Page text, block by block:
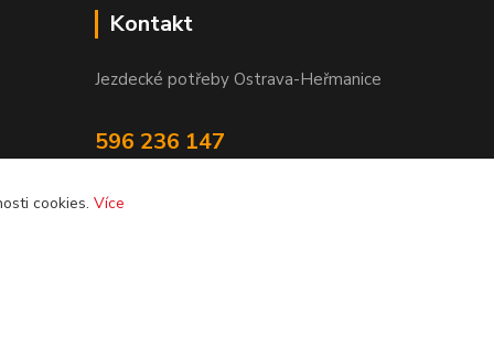
Kontakt
Jezdecké potřeby Ostrava-Heřmanice
596 236 147
cookies. Více